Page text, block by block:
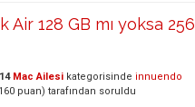
Air 128 GB mı yoksa 256
Mac Ailesi kategorisinde innuendo
160 puan) tarafından soruldu